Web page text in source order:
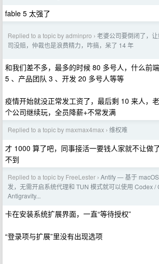
fable 5 太强了
Replied to a topic by adminpro › 老婆公司要倒闭了，
司没赔，仲裁也是浪费精力，咋搞，呆了 14 年
和我们差不多，最多的时候 80 多号人，什么前
5 、产品团队 3 、开发 20 多号人等等
疫情开始就没正常发工资了，最后剩 10 来人，
个公司继续玩，全员降薪+不常发满
Replied to a topic by maxmax4max › 维权难
才 1000 算了吧，同事接活一要钱人家就不让做
不到
Replied to a topic by FreeLester › Antify — 基于
发，无需开启系统代理和 TUN 模式就可以使用 Codex /
Antigravity...
卡在安装系统扩展界面，一直“等待授权”
“登录项与扩展”里没有出现选项